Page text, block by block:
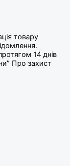
товару
14 днів
Про захист